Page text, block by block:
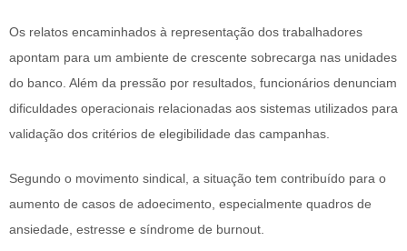
Os relatos encaminhados à representação dos trabalhadores
apontam para um ambiente de crescente sobrecarga nas unidades
do banco. Além da pressão por resultados, funcionários denunciam
dificuldades operacionais relacionadas aos sistemas utilizados para
validação dos critérios de elegibilidade das campanhas.
Segundo o movimento sindical, a situação tem contribuído para o
aumento de casos de adoecimento, especialmente quadros de
ansiedade, estresse e síndrome de burnout.